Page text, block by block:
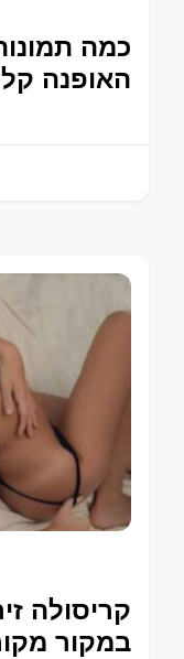
כמה
האופנה
קריסולה
במקור